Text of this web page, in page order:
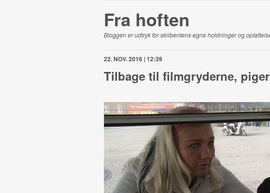
Fra hoften
Bloggen er udtryk for skribentens egne holdninger og
22. NOV. 2016 | 12:39
Tilbage til filmgryderne,